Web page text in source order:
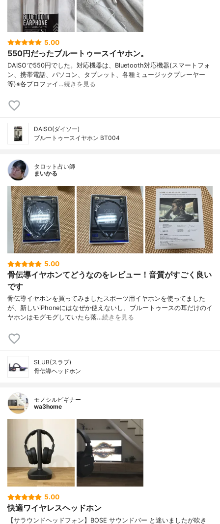
5.00
550円だったブルートゥースイヤホン。
DAISOで550円でした。対応機器は、Bluetooth対応機器(スマートフォ
ン、携帯電話、パソコン、タブレット、各種ミュージックプレーヤー
等)※各プロファイ…続きを見る
DAISO(ダイソー)
ブルートゥースイヤホン BT004
タロット占い師
まいかる
5.00
骨伝導イヤホンてどうなのをレビュー！音質がすごく良い
です
骨伝導イヤホンを買ってみましたスポーツ用イヤホンを使ってました
が、新しいiPhoneにはなぜか使えないし、ブルートゥースの耳だけのイ
ヤホンはモグモグしていたら落…続きを見る
SLUB(スラブ)
骨伝導ヘッドホン
モノシルビギナー
wa3home
5.00
快適ワイヤレスヘッドホン
【サラウンドヘッドフォン】BOSE サウンドバー と迷いましたが吹き